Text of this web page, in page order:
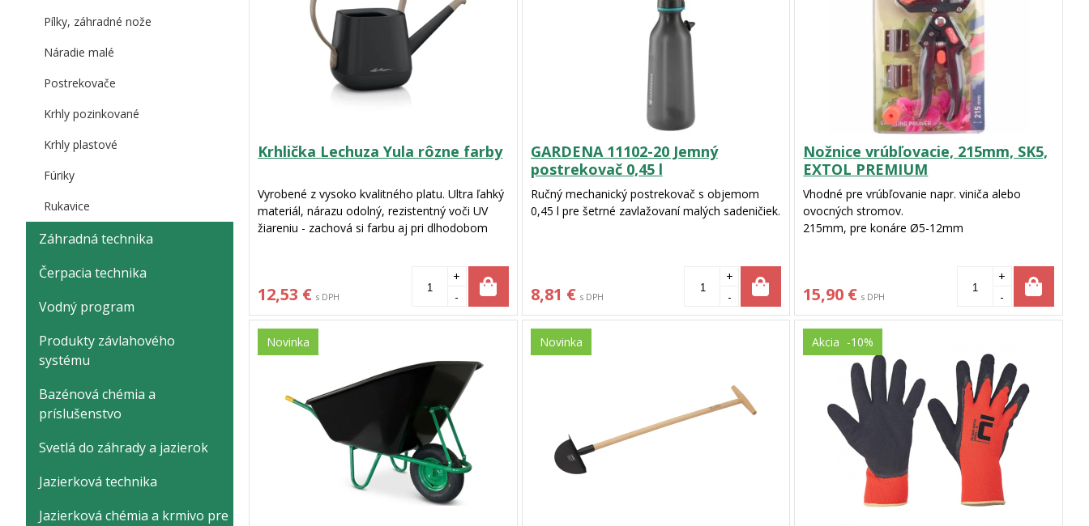
Krhlička Lechuza Yula rôzne farby
Vyrobené z vysoko kvalitného platu. Ultra ľahký
materiál, nárazu odolný, rezistentný voči UV
žiareniu - zachová si farbu aj pri dlhodobom
12,53 € s DPH
+
-
GARDENA 11102-20 Jemný
postrekovač 0,45 l
Ručný mechanický postrekovač s objemom
0,45 l pre šetrné zavlažovaní malých sadeničiek.
8,81 € s DPH
+
-
Nožnice vrúbľovacie, 215mm, SK5,
EXTOL PREMIUM
Vhodné pre vrúbľovanie napr. viniča alebo
ovocných stromov.
215mm, pre konáre Ø5-12mm
15,90 € s DPH
+
-
Novinka Novinka Akcia -10%
Pílky, záhradné nože
Náradie malé
Postrekovače
Krhly pozinkované
Krhly plastové
Fúriky
Rukavice
Záhradná technika
Čerpacia technika
Vodný program
Produkty závlahového
systému
Bazénová chémia a
príslušenstvo
Svetlá do záhrady a jazierok
Jazierková technika
Jazierková chémia a krmivo pre